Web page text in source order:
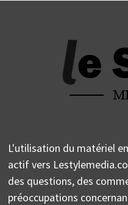
L'utilisation du matériel
actif vers
des questions, des
préoccupations